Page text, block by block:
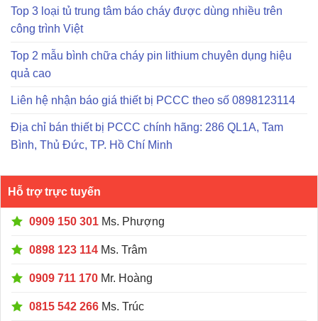
Top 3 loại tủ trung tâm báo cháy được dùng nhiều trên
công trình Việt
Top 2 mẫu bình chữa cháy pin lithium chuyên dụng hiệu
quả cao
Liên hệ nhận báo giá thiết bị PCCC theo số 0898123114
Địa chỉ bán thiết bị PCCC chính hãng: 286 QL1A, Tam
Bình, Thủ Đức, TP. Hồ Chí Minh
Hỗ trợ trực tuyến
0909 150 301 Ms. Phượng
0898 123 114 Ms. Trâm
0909 711 170 Mr. Hoàng
0815 542 266 Ms. Trúc